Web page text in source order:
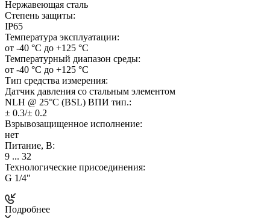
Нержавеющая сталь
Степень защиты:
IP65
Температура эксплуатации:
от -40 °C до +125 °C
Температурный диапазон среды:
от -40 °C до +125 °C
Тип средства измерения:
Датчик давления со стальным элементом
NLH @ 25°C (BSL) ВПИ тип.:
± 0.3/± 0.2
Взрывозащищенное исполнение:
нет
Питание, В:
9 ... 32
Технологические присоединения:
G 1/4"
Подробнее